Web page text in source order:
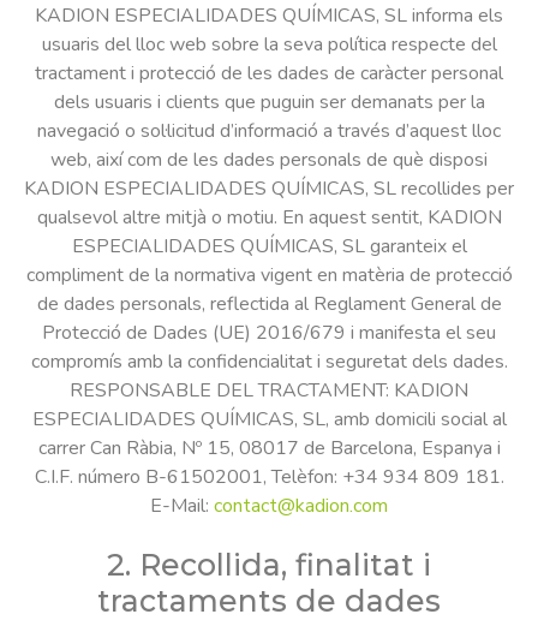
KADION ESPECIALIDADES QUÍMICAS, SL informa els
usuaris del lloc web sobre la seva política respecte del
tractament i protecció de les dades de caràcter personal
dels usuaris i clients que puguin ser demanats per la
navegació o sol·licitud d’informació a través d’aquest lloc
web, així com de les dades personals de què disposi
KADION ESPECIALIDADES QUÍMICAS, SL recollides per
qualsevol altre mitjà o motiu. En aquest sentit, KADION
ESPECIALIDADES QUÍMICAS, SL garanteix el
compliment de la normativa vigent en matèria de protecció
de dades personals, reflectida al Reglament General de
Protecció de Dades (UE) 2016/679 i manifesta el seu
compromís amb la confidencialitat i seguretat dels dades.
RESPONSABLE DEL TRACTAMENT: KADION
ESPECIALIDADES QUÍMICAS, SL, amb domicili social al
carrer Can Ràbia, Nº 15, 08017 de Barcelona, Espanya i
C.I.F. número B-61502001, Telèfon: +34 934 809 181.
E-Mail: contact@kadion.com
2. Recollida, finalitat i
tractaments de dades